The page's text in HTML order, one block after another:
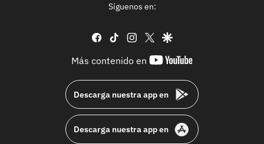
Síguenos en:
facebook
tiktok instagram
twittergoogle
Más contenido en
youtube-
Descarga nuestra app en
Descarga nuestra app en